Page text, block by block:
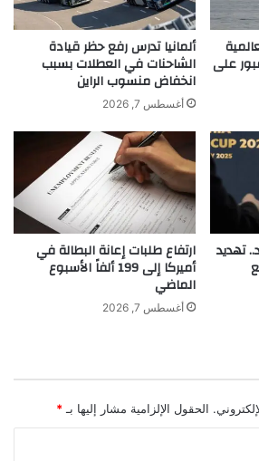
khabar3ajeldubai.com — إجازة رأس السنة الهجرية الجمعة
السنة الهجرية
على
ألمانيا تدرس رفع حظر قيادة
الشاحنات في العطلات بسبب
انخفاض منسوب الراين
أغسطس 7, 2026
تهديد ارتفاع طلبات إعانة البطالة في
أميركا إلى 199 ألفاً الأسبوع
الماضي
أغسطس 7, 2026
الحقول الإلزامية مشار إليها بـ *